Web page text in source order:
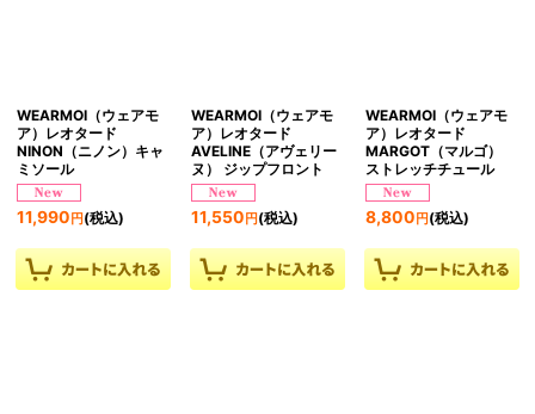
WEARMOI（ウェアモ
ア）レオタード
NINON（ニノン）キャ
ミソール
11,990 円 (税込)
WEARMOI（ウェアモ
ア）レオタード
AVELINE（アヴェリー
ヌ） ジップフロント
11,550 円(税込)
WEARMOI（ウェアモ
ア）レオタード
MARGOT（マルゴ）
ストレッチチュール
8,800 円(税込)